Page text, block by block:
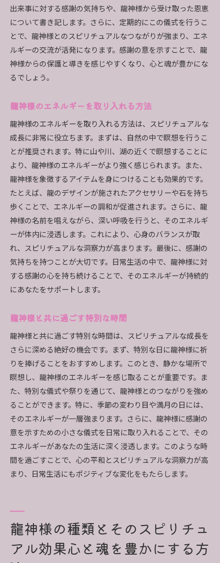
出来事に対する感謝の気持ちや、龍神様から受け取った恩恵
について書き記します。さらに、定期的にこの儀式を行うこ
とで、龍神様とのスピリチュアルなつながりが強まり、エネ
ルギーの交流が活発になります。感謝の意を示すことで、龍
神様からの保護と導きを感じやすくなり、心と魂が豊かにな
るでしょう。
龍神様のエネルギーを取り入れる方法
龍神様のエネルギーを取り入れる方法は、スピリチュアルな
成長に非常に役立ちます。まずは、自然の中で瞑想を行うこ
とが推奨されます。特に山や川、湖の近くで瞑想することに
より、龍神様のエネルギーがより強く感じられます。また、
龍神様を象徴するアイテムを身につけることも効果的です。
たとえば、龍のデザインが施されたアクセサリーや石を持ち
歩くことで、エネルギーの調和が促進されます。さらに、龍
神様の名前を唱えながら、深い呼吸を行うと、そのエネルギ
ーが体内に浸透します。これにより、心身のバランスが取
れ、スピリチュアルな洞察力が高まります。最後に、感謝の
気持ちを持つことが大切です。日常生活の中で、龍神様に対
する感謝の心を持ち続けることで、そのエネルギーが持続的
にあなたをサポートします。
龍神様と共に過ごす特別な時間
龍神様と共に過ごす特別な時間は、スピリチュアルな成長を
さらに深める絶好の機会です。まず、特別な日に龍神様に祈
りを捧げることをおすすめします。このとき、静かな場所で
瞑想し、龍神様のエネルギーを感じ取ることが重要です。ま
た、特別な儀式や祭りを通じて、龍神様とのつながりを強め
ることができます。特に、季節の変わり目や満月の日には、
そのエネルギーが一層強まります。さらに、龍神様に感謝の
意を示すための小さな儀式を日常に取り入れることで、その
エネルギーがあなたの生活に深く浸透します。このような時
間を過ごすことで、心の平和とスピリチュアルな洞察力が高
まり、日常生活にもポジティブな変化をもたらします。
龍神様の種類とそのスピリチュ
アル効果心と魂を豊かにする方